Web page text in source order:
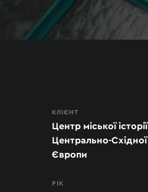
КЛІЄНТ
Центр міської історії
Центрально-Східної
Європи
РІК